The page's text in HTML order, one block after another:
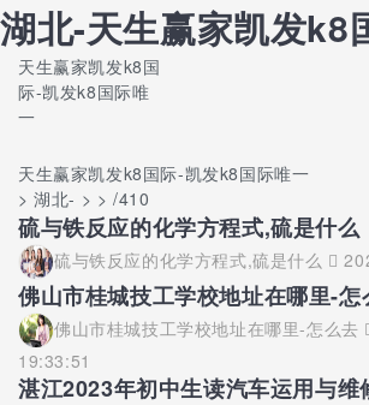
湖北-天生赢家凯发k8
天生赢家凯发k8国
际-凯发k8国际唯
一
天生赢家凯发k8国际-凯发k8国际唯一
> 湖北- > > /410
硫与铁反应的化学方程式,硫是什么
硫与铁反应的化学方程式,硫是什么
佛山市桂城技工学校地址在哪里-怎
佛山市桂城技工学校地址在哪里-怎么去
19:33:51